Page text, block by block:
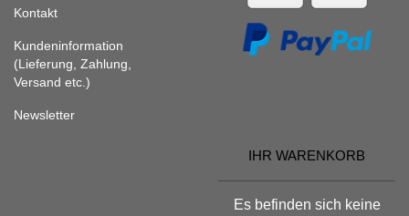
Kontakt
Kundeninformation
(Lieferung, Zahlung,
Versand etc.)
Newsletter
IHR WARENKORB
Es befinden sich keine